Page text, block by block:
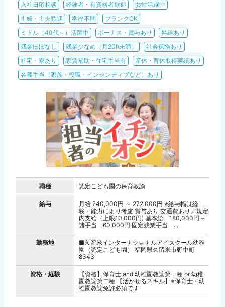
入社日応相談 経験者・有資格者歓迎
女性活躍中
主婦・主夫歓迎
学歴不問
ブランクOK
ミドル（40代～）活躍中
ボーナス・賞与あり
昇給あり
残業ほぼなし
残業少なめ（月20h未満）
社会保険あり
社宅・寮あり
家賃補助・住宅手当有
産休・育休取得実績あり
各種手当（家族・役職・インセンティブなど）あり
職種 認定こども園の保育教諭
給与
月給 240,000円 ～ 272,000円 ※給与幅は経
験・能力により考慮 賞与あり 交通費あり／規定
内支給（上限10,000円) 基本給 180,000円～
諸手当 60,000円 固定残業手当 ...
勤務地
■久留米インターナショナルアイスクール幼稚
園（認定こども園） 福岡県久留米市野中町
8343
資格・経験
【資格】保育士 and 幼稚園教諭第一種 or 幼稚
園教諭第二種 【活かせるスキル】※保育士・幼
稚園教諭免許必須です